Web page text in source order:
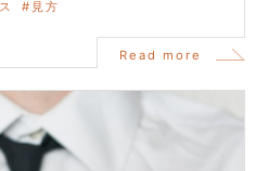
見方
Read more